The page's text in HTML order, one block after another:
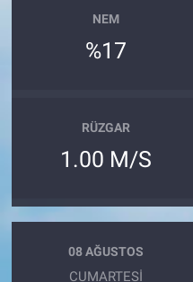
NEM
%17
RÜZGAR
1.00 M/S
08 AĞUSTOS
CUMARTESI